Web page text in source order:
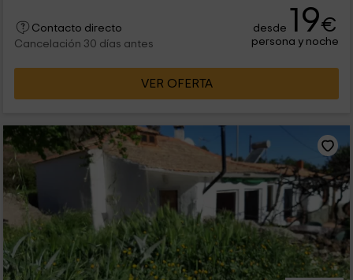
Contacto directo
Cancelación 30 días antes
desde 19€
persona y noche
VER OFERTA